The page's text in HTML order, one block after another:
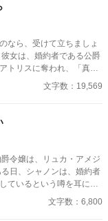
ら、受けて立ちましょ
トリスに奪われ、「真実
一方的に婚約破棄を突き
退屈な女と公然と蔑ま
固として拒否。たった一
が助力を求めたのは、社
境伯アレクシス。彼は、
性を見抜き、彼女の非公
に悪質な濡れ衣だった―
文字数：19,569
令嬢は、リュカ・アメジ
日、シャノンは、婚約者
ているという噂を耳にす
ュカとの婚約を円満に解
文字数：6,800